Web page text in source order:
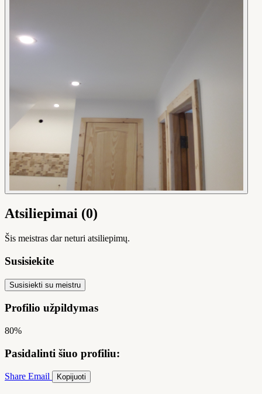
Atsiliepimai (0)
Šis meistras dar neturi atsiliepimų.
Susisiekite
Susisiekti su meistru
Profilio užpildymas
80%
Pasidalinti šiuo profiliu:
Share Email Kopijuoti